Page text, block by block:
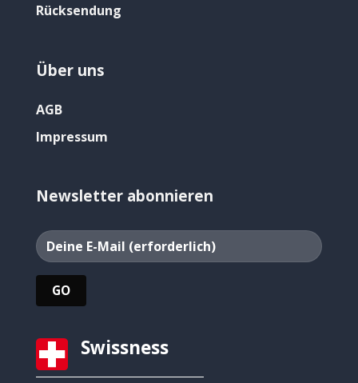
Rücksendung
Über uns
AGB
Impressum
Newsletter abonnieren
Swissness